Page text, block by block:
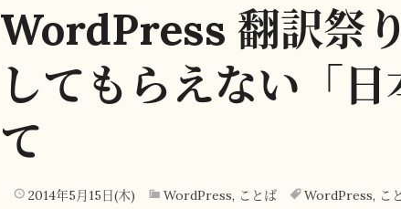
WordPress 翻訳祭
してもらえない「
て
2014年5月15日(木) WordPress, ことば WordPress, こ